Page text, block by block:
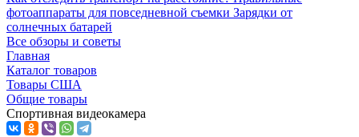
фотоаппараты для повседневной съемки Зарядки от
солнечных батарей
Все обзоры и советы
Главная
Каталог товаров
Товары США
Общие товары
Спортивная видеокамера